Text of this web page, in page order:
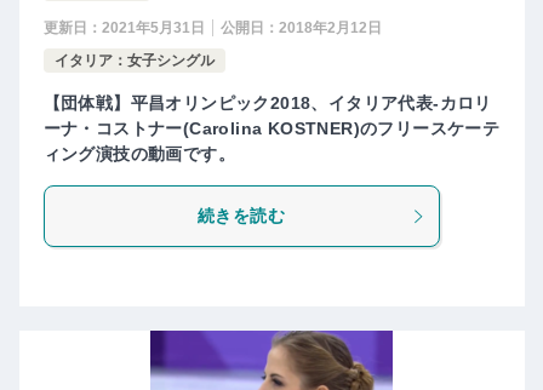
更新日： 2021年5月31日 公開日： 2018年2月12日
イタリア：女子シングル
【団体戦】平昌オリンピック2018、イタリア代表-カロリ
ーナ・コストナー(Carolina KOSTNER)のフリースケーテ
ィング演技の動画です。
続きを読む